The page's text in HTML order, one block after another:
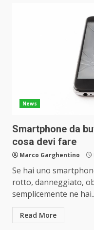
News
Smartphone da
cosa devi fare
Marco Garghentino
Se hai uno
rotto, danneggiato,
semplicemente ne
Read More